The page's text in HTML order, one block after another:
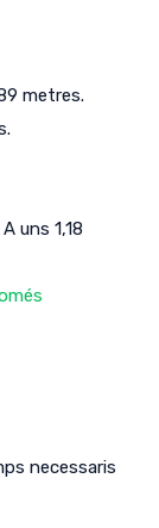
metres.
A uns 1,18
necessaris